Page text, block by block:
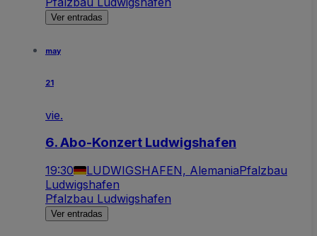
Ver entradas
may
21
vie.
6. Abo-Konzert Ludwigshafen
19:30 LUDWIGSHAFEN, AlemaniaPfalzbau
Ludwigshafen
Pfalzbau Ludwigshafen
Ver entradas